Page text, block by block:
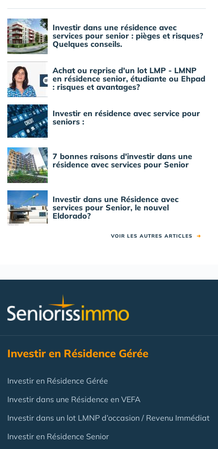
Investir dans une résidence avec
services pour senior : pièges et risques?
Quelques conseils.
Achat ou reprise d'un lot LMP - LMNP
en résidence senior, étudiante ou Ehpad
: risques et avantages?
Investir en résidence avec service pour
seniors :
7 bonnes raisons d'investir dans une
résidence avec services pour Senior
Investir dans une Résidence avec
services pour Senior, le nouvel
Eldorado?
VOIR LES AUTRES ARTICLES ➜
Investir en Résidence Gérée
Investir en Résidence Gérée
Investir dans une Résidence en VEFA
Investir dans un lot LMNP d’occasion / Revenu Immédiat
Investir en Résidence Senior